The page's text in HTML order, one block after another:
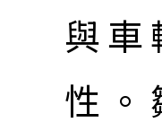
與
性